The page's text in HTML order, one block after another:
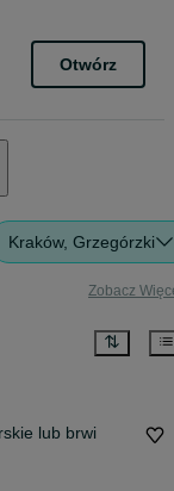
Otwórz
Kraków, Grzegórzki
Zobacz
lub brwi